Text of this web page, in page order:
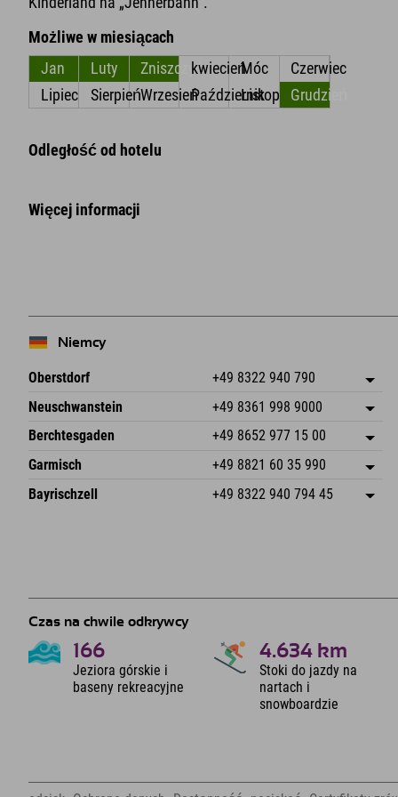
Możliwe w miesiącach
Jan
Luty ZniszczyćkwiecieńMóc
Czerwiec
Lipiec
SierpieńWrzesieńPaździernikListopadGrudzień
Odległość od hotelu
Więcej informacji
Niemcy
Oberstdorf +49 8322 940 790
An der Breitach 3
Niemcy
Zapisz adres
Książka
Neuschwanstein +49 8361 998 9000
An der Riese 45
87484 Nesselwang im Allgäu
Niemcy
Zapisz adres
Książka
Berchtesgaden +49 8652 977 15 00
Hofreitstr. 7
Niemcy
Zapisz adres
Książka
Garmisch +49 8821 60 35 990
Frickenstraße 22
82490 Farchant
Zapisz adres
Bayrischzell +49 8322 940 794 45
Czas na chwile odkrywcy
166
Jeziora górskie i
baseny rekreacyjne
4.634 km
Stoki do jazdy na
nartach i
snowboardzie